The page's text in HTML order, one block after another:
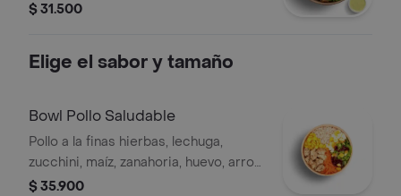
$ 31.500
Elige el sabor y tamaño
Bowl Pollo Saludable
Pollo a la finas hierbas, lechuga,
zucchini, maíz, zanahoria, huevo, arroz
integral y salsa verde
$ 35.900